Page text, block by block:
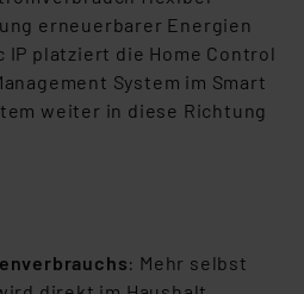
erneuerbarer Energien
IP platziert die Home Control
System im Smart
weiter in diese Richtung
: Mehr selbst